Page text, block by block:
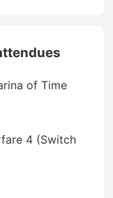
of Time
4 (Switch